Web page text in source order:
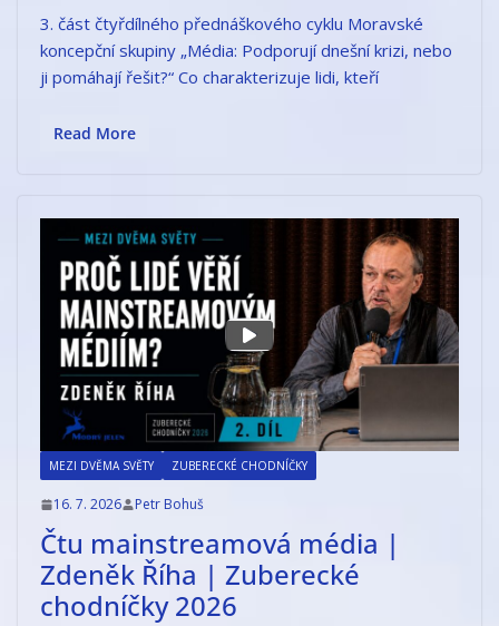
3. část čtyřdílného přednáškového cyklu Moravské
koncepční skupiny „Média: Podporují dnešní krizi, nebo
ji pomáhají řešit?“ Co charakterizuje lidi, kteří
Read More
MEZI DVĚMA SVĚTY ZUBERECKÉ CHODNÍČKY
16. 7. 2026 Petr Bohuš
Čtu mainstreamová média |
Zdeněk Říha | Zuberecké
chodníčky 2026